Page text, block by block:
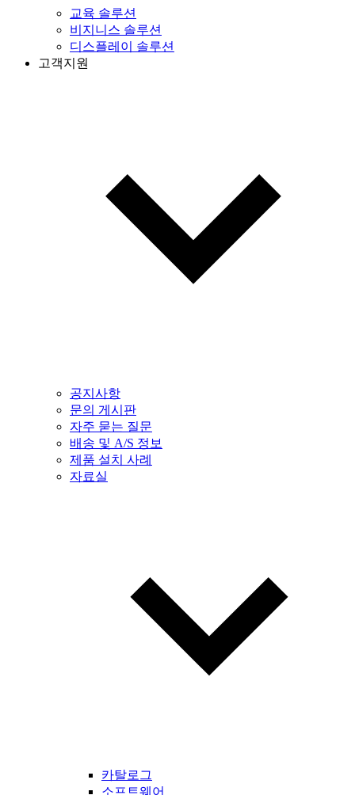
교육 솔루션
비지니스 솔루션
디스플레이 솔루션
고객지원
공지사항
문의 게시판
자주 묻는 질문
배송 및 A/S 정보
제품 설치 사례
자료실
카탈로그
소프트웨어